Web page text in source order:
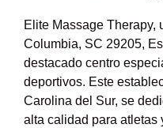
Elite Massage Therapy,
Columbia, SC 29205,
destacado centro
deportivos. Este
Carolina del Sur, se
alta calidad para atletas